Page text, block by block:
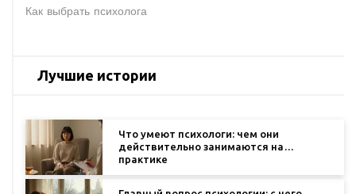
Как выбрать психолога
Лучшие истории
Что умеют психологи: чем они
действительно занимаются на
практике